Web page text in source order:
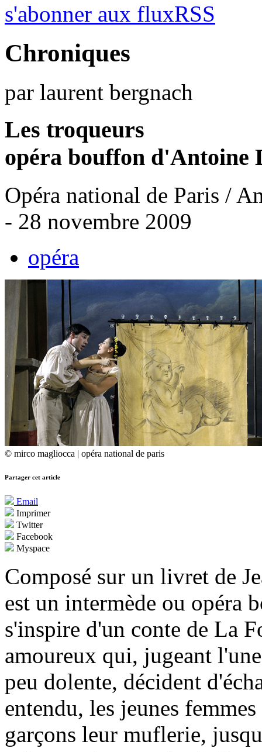
s'abonner aux fluxRSS
Chroniques
par laurent bergnach
Les troqueurs
opéra bouffon d'Antoine
Opéra national de Paris /
- 28 novembre 2009
opéra
© mirco magliocca | opéra national de paris
Partager cet article
Email
Imprimer
Twitter
Facebook
Myspace
Composé sur un livret de
est un intermède ou opéra
s'inspire d'un conte de La
amoureux qui, jugeant
peu dolente, décident
entendu, les jeunes
garçons leur muflerie,